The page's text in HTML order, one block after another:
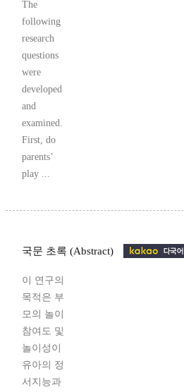
The
following
research
questions
were
developed
and
examined.
First, do
parents’
play ...
국문 초록 (Abstract)
이 연구의
목적은 부
모의 놀이
참여도 및
놀이성이
유아의 정
서지능과